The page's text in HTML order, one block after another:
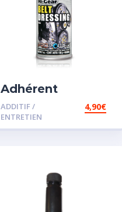
Adhérent
courroie
ADDITIF /
ENTRETIEN
4,90€